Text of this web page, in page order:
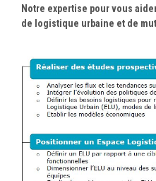
Notre expertise pour vous
de logistique urbaine et de